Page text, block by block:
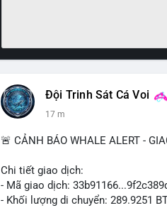
Đội Trinh Sát Cá Voi
17 m
🚨 CẢNH BÁO WHALE ALERT -
Chi tiết giao dịch:
- Mã giao dịch:
- Khối lượng di chuyển: 289.9251